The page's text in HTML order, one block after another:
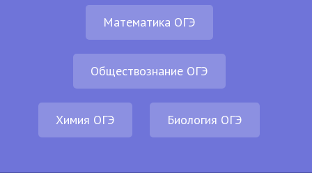
Математика ОГЭ
Обществознание ОГЭ
Химия ОГЭ Биология ОГЭ